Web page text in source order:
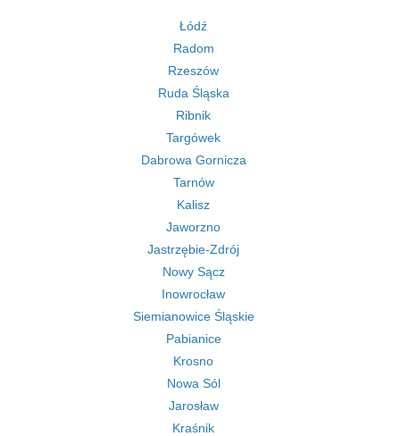
Łódź
Radom
Rzeszów
Ruda Śląska
Ribnik
Targówek
Dabrowa Gornicza
Tarnów
Kalisz
Jaworzno
Jastrzębie-Zdrój
Nowy Sącz
Inowrocław
Siemianowice Śląskie
Pabianice
Krosno
Nowa Sól
Jarosław
Kraśnik